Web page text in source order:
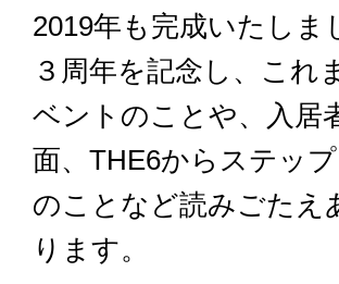
2019年も完成いたしま
３周年を記念し、これ
ベントのことや、入居
面、THE6からステッ
のことなど読みごたえ
ります。